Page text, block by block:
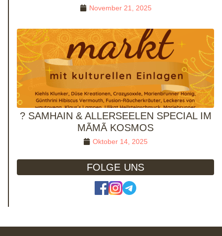
November 21, 2025
? SAMHAIN & ALLERSEELEN SPECIAL IM
MÃMÃ KOSMOS
Oktober 14, 2025
FOLGE UNS